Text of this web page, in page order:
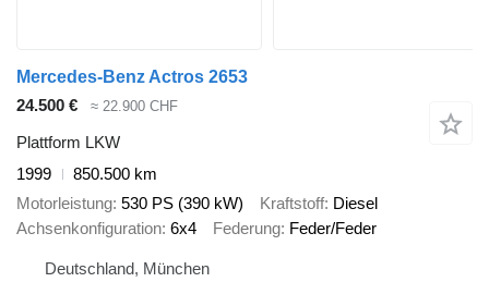
Mercedes-Benz Actros 2653
24.500 €
≈ 22.900 CHF
Plattform LKW
1999
850.500 km
Motorleistung 530 PS (390 kW) Kraftstoff Diesel
Achsenkonfiguration 6x4 Federung Feder/Feder
Deutschland, München